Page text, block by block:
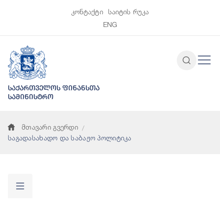
კონტაქტი
საიტის რუკა
ENG
საქართველოს ფინანსთა
სამინისტრო
მთავარი გვერდი
საგადასახადო და საბაჟო პოლიტიკა